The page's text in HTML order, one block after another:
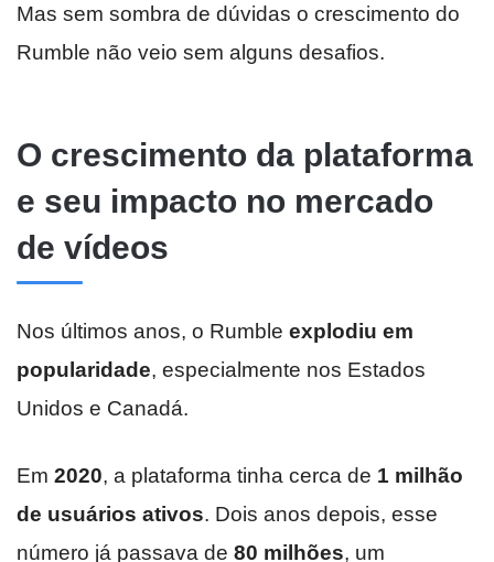
Mas sem sombra de dúvidas o crescimento do
Rumble não veio sem alguns desafios.
O crescimento da plataforma
e seu impacto no mercado
de vídeos
Nos últimos anos, o Rumble explodiu em
popularidade, especialmente nos Estados
Unidos e Canadá.
Em 2020, a plataforma tinha cerca de 1 milhão
de usuários ativos. Dois anos depois, esse
número já passava de 80 milhões, um